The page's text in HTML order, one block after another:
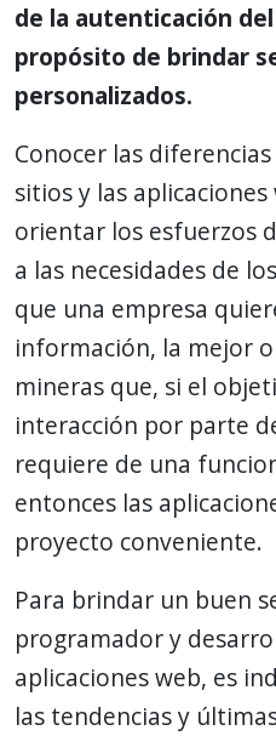
de la autenticación
propósito de brindar
personalizados.
Conocer las
sitios y las aplicaciones
orientar los esfuerzos
a las necesidades de
que una empresa
información, la mejor
mineras que, si el
interacción por parte
requiere de una
entonces las
proyecto conveniente.
Para brindar un buen
programador y
aplicaciones web, es
las tendencias y